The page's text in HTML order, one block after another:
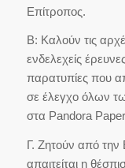
Επίτροπος.
Β: Καλούν τις
ενδελεχείς
παρατυπίες που
σε έλεγχο όλων
στα Pandora
Γ. Ζητούν από την
απαιτείται η